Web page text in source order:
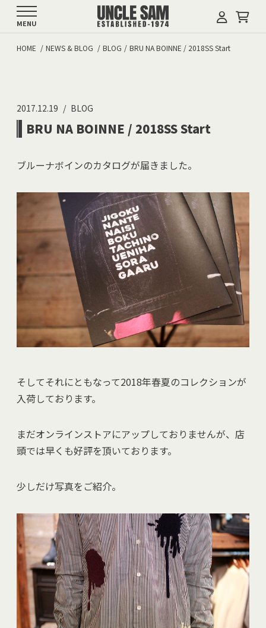
MENU
HOME NEWS & BLOG BLOG BRU NA BOINNE / 2018SS Start
2017.12.19 BLOG
BRU NA BOINNE / 2018SS Start
ブルーナボインのカタログが届きました。
そしてそれにともなって2018年春夏のコレクションが
入荷しております。
まだオンラインストアにアップしておりませんが、店
頭では早くも好評を頂いております。
少しだけ写真をご紹介。